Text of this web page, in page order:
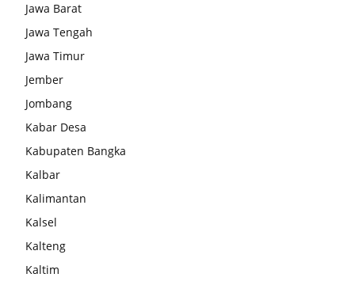
Jawa Barat
Jawa Tengah
Jawa Timur
Jember
Jombang
Kabar Desa
Kabupaten Bangka
Kalbar
Kalimantan
Kalsel
Kalteng
Kaltim